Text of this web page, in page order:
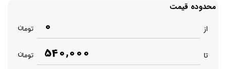
محدوده قیمت
از 0
تا 540,000